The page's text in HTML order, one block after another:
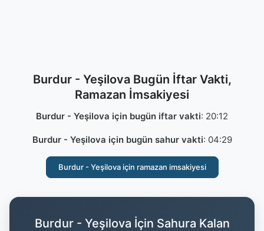
Burdur - Yeşilova Bugün İftar Vakti,
Ramazan İmsakiyesi
Burdur - Yeşilova için bugün iftar vakti: 20:12
Burdur - Yeşilova için bugün sahur vakti: 04:29
Burdur - Yeşilova için ramazan imsakiyesi
Burdur - Yeşilova İçin Sahura Kalan